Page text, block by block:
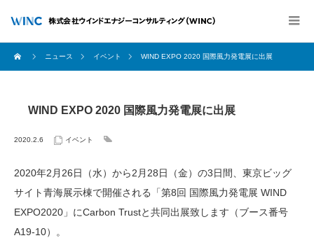
ニュース イベント WIND EXPO 2020 国際風力発電展に出展
WIND EXPO 2020 国際風力発電展に出展
2020.2.6 イベント
2020年2月26日（水）から2月28日（金）の3日間、東京ビッグ
サイト青海展示棟で開催される「第8回 国際風力発電展 WIND
EXPO2020」にCarbon Trustと共同出展致します（ブース番号
A19-10）。